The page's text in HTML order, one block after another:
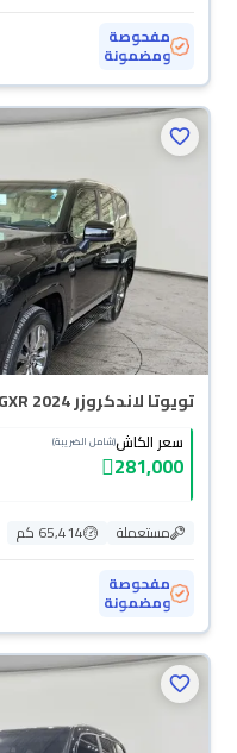
مفحوصة
ومضمونة
تويوتا لاندكروزر GXR 2024 دبل
سعر الكاش(شامل الضريبة)
281,000
مستعملة
65,414 كم
مفحوصة
ومضمونة